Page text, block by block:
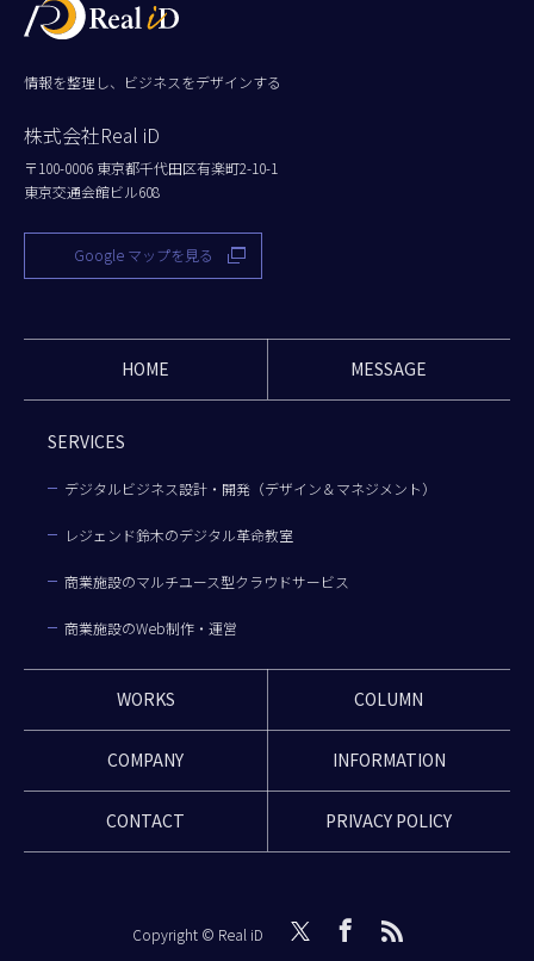
情報を整理し、ビジネスをデザインする
株式会社Real iD
〒100-0006 東京都千代田区有楽町2-10-1
東京交通会館ビル608
Google マップを見る
HOME MESSAGE
SERVICES
デジタルビジネス設計・開発（デザイン＆マネジメント）
レジェンド鈴木のデジタル革命教室
商業施設のマルチユース型クラウドサービス
商業施設のWeb制作・運営
WORKS COLUMN
COMPANY INFORMATION
CONTACT PRIVACY POLICY
Copyright © Real iD